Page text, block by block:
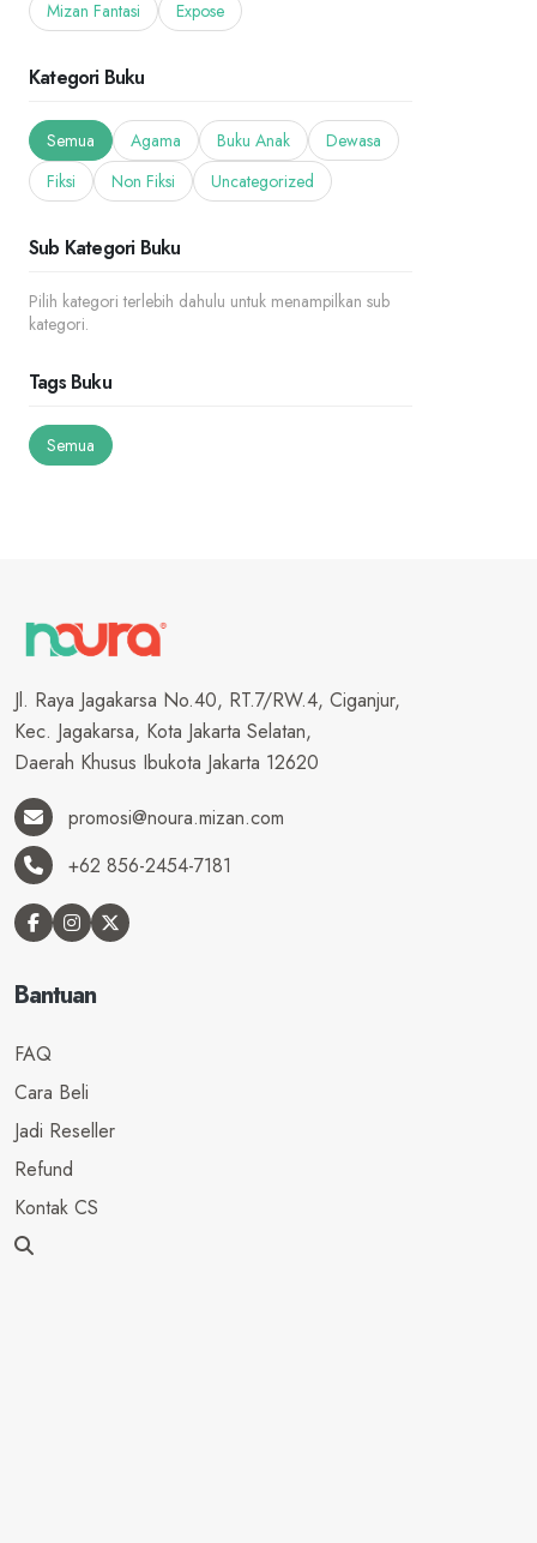
Mizan Fantasi
Expose
Kategori Buku
Semua Agama Buku Anak
Dewasa
Fiksi
Non Fiksi Uncategorized
Sub Kategori Buku
Pilih kategori terlebih dahulu untuk menampilkan sub
kategori.
Tags Buku
Semua
Jl. Raya Jagakarsa No.40, RT.7/RW.4, Ciganjur,
Kec. Jagakarsa, Kota Jakarta Selatan,
Daerah Khusus Ibukota Jakarta 12620
promosi@noura.mizan.com
+62 856-2454-7181
Bantuan
FAQ
Cara Beli
Jadi Reseller
Refund
Kontak CS